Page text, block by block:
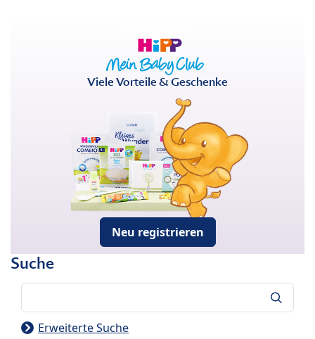
Viele Vorteile & Geschenke
Neu registrieren
Suche
Erweiterte Suche